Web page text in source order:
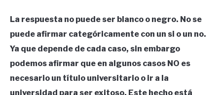
La respuesta no puede ser blanco o negro. No se
puede afirmar categóricamente con un si o un no.
Ya que depende de cada caso, sin embargo
podemos afirmar que en algunos casos NO es
necesario un título universitario o ir a la
universidad para ser exitoso. Este hecho está